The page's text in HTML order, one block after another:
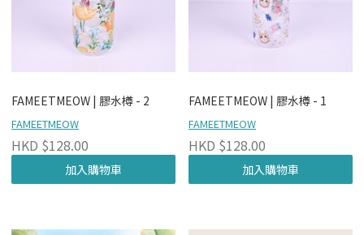
FAMEETMEOW | 膠水樽 - 2
FAMEETMEOW
HKD $128.00
加入購物車
FAMEETMEOW | 膠水樽 - 1
FAMEETMEOW
HKD $128.00
加入購物車